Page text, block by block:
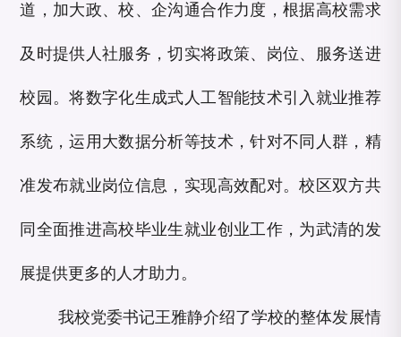
道，加大政、校、企沟通合作力度，根据高校需求
及时提供人社服务，切实将政策、岗位、服务送进
校园。将数字化生成式人工智能技术引入就业推荐
系统，运用大数据分析等技术，针对不同人群，精
准发布就业岗位信息，实现高效配对。校区双方共
同全面推进高校毕业生就业创业工作，为武清的发
展提供更多的人才助力。
我校党委书记王雅静介绍了学校的整体发展情